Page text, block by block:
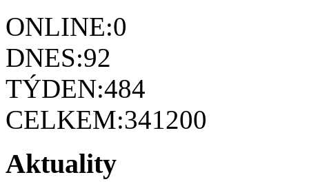
ONLINE:0
DNES:92
TÝDEN:484
CELKEM:341200
Aktuality